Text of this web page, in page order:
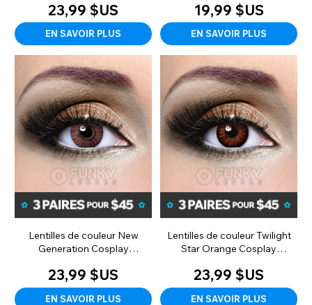
23,99 $US
EN SAVOIR PLUS
19,99 $US
EN SAVOIR PLUS
Lentilles de couleur New
Generation Cosplay
23,99 $US
EN SAVOIR PLUS
Lentilles de couleur Twilight
Star Orange Cosplay
23,99 $US
EN SAVOIR PLUS